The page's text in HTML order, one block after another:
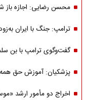
محسن رضایی: اجازه باز
ترامپ: جنگ با ایران
گفت‌وگوی ترامپ با بن
پزشکیان: آموزش حق همه
اخراج دو مأمور ارشد